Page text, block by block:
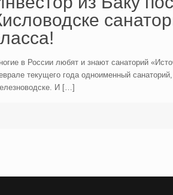
в России любят и знают санаторий
текущего года одноименный
И […]